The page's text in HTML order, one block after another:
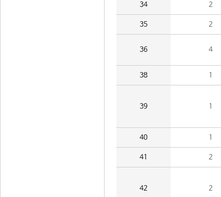
34 2
35 2
36 4
38 1
39 1
40 1
41 2
42 2